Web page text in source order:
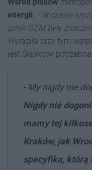
energii. - Wczasie
gmin GZM były
Wyraziła przy tym
jest Śląskowi potrzebna.
- My nigdy nie
Nigdy nie
mamy tej
Kraków, jak
specyfika, którą